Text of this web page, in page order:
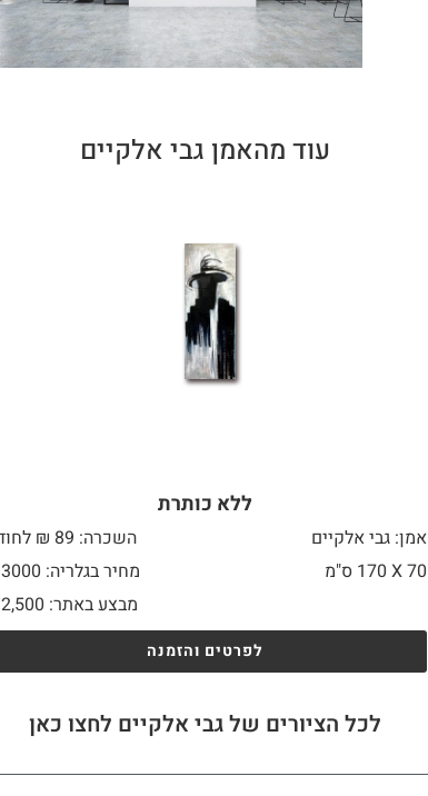
עוד מהאמן גבי אלקיים
ללא כותרת
אמן: גבי אלקיים
השכרה: 89 ₪ לחודש
70 X
מחיר בגלריה: 3000 ₪
מבצע באתר: 2,500
לפרטים והזמנה
לכל הציורים של גבי אלקיים לחצו כאן